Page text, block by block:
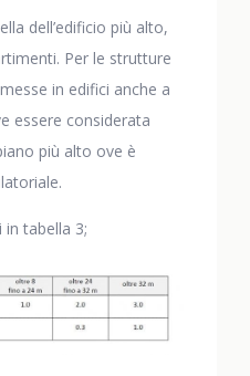
dell’edificio più alto,
Per le strutture
in edifici anche a
essere considerata
più alto ove è
tabella 3;